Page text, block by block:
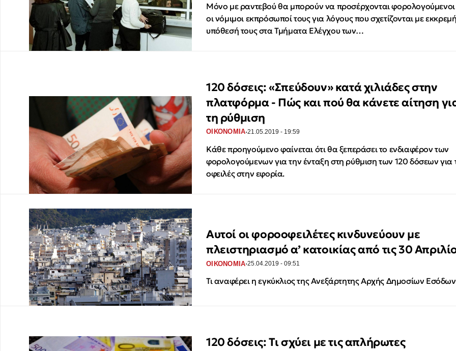
Μόνο με ραντεβού θα μπορούν να προσέρχονται
οι νόμιμοι εκπρόσωποί τους για λόγους που σχετίζονται με
υπόθεσή τους στα Τμήματα Ελέγχου των…
120 δόσεις: «Σπεύδουν» κατά χιλιάδες στην
πλατφόρμα - Πώς και πού θα κάνετε αίτηση
τη ρύθμιση
ΟΙΚΟΝΟΜΙΑ·21.05.2019 - 19:59
Κάθε προηγούμενο φαίνεται ότι θα ξεπεράσει το ενδιαφέρον των
φορολογούμενων για την ένταξη στη ρύθμιση των 120 δόσεων για
οφειλές στην εφορία.
Αυτοί οι φοροοφειλέτες κινδυνεύουν με
πλειστηριασμό α’ κατοικίας από τις 30
ΟΙΚΟΝΟΜΙΑ·25.04.2019 - 09:51
Τι αναφέρει η εγκύκλιος της Ανεξάρτητης Αρχής Δημοσίων
120 δόσεις: Τι σχύει με τις απλήρωτες